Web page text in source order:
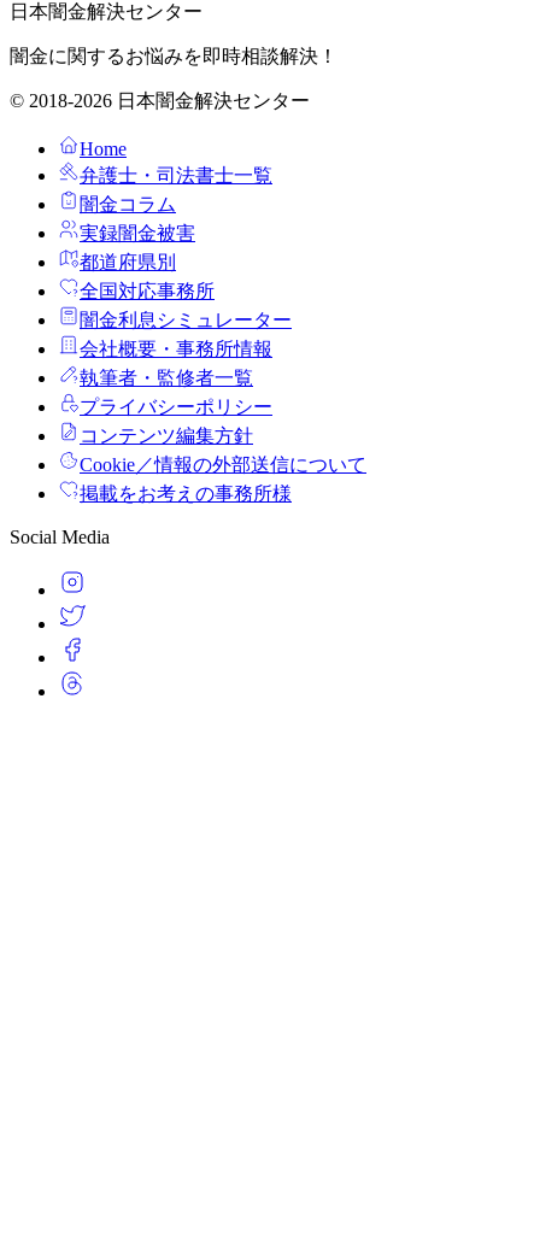
日本闇金解決センター
闇金に関するお悩みを即時相談解決！
© 2018-2026 日本闇金解決センター
Home
弁護士・司法書士一覧
闇金コラム
実録闇金被害
都道府県別
全国対応事務所
闇金利息シミュレーター
会社概要・事務所情報
執筆者・監修者一覧
プライバシーポリシー
コンテンツ編集方針
Cookie／情報の外部送信について
掲載をお考えの事務所様
Social Media